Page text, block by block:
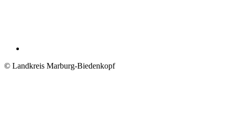
© Landkreis Marburg-Biedenkopf